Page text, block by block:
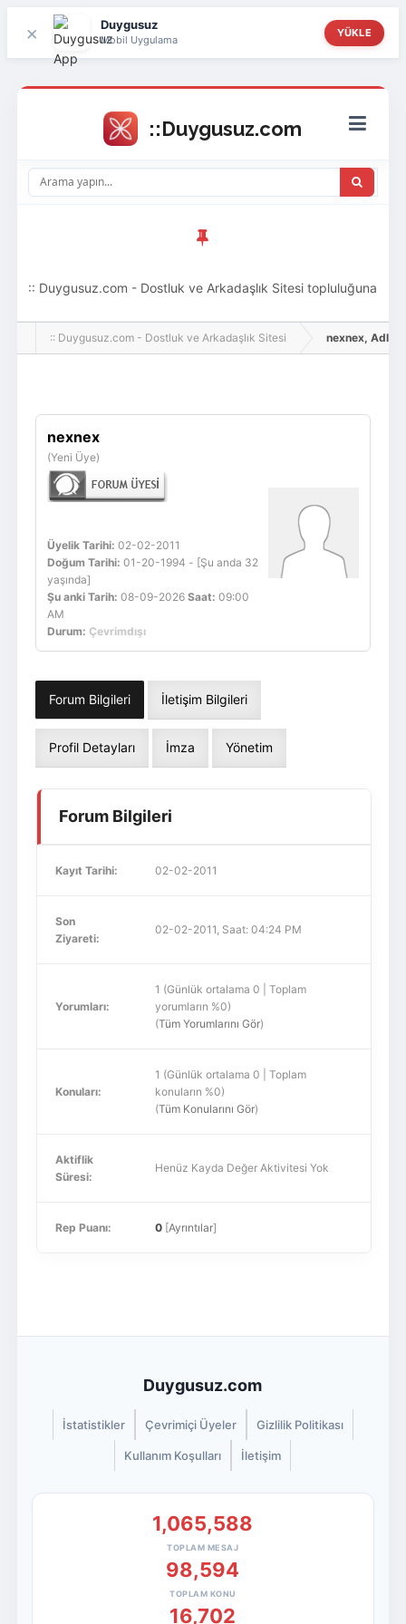
× Duygusuz
Mobil Uygulama
YÜKLE
:: Duygusuz.com - Dostluk ve Arkadaşlık Sitesi topluluğuna
hoş geldin ziyaretçi! Aramıza katılmak istersen kayıt
:: Duygusuz.com - Dostluk ve Arkadaşlık Sitesi nexnex, Adlı
nexnex
(Yeni Üye)
Üyelik Tarihi: 02-02-2011
Doğum Tarihi: 01-20-1994 - [Şu anda 32
yaşında]
Şu anki Tarih: 08-09-2026 Saat: 09:00
AM
Durum: Çevrimdışı
Forum Bilgileri İletişim Bilgileri
Profil Detayları İmza Yönetim
Forum Bilgileri
Kayıt Tarihi: 02-02-2011
Son
Ziyareti:
02-02-2011, Saat: 04:24 PM
Yorumları:
1 (Günlük ortalama 0 | Toplam
yorumların %0)
(Tüm Yorumlarını Gör)
Konuları:
1 (Günlük ortalama 0 | Toplam
konuların %0)
(Tüm Konularını Gör)
Aktiflik
Süresi:
Henüz Kayda Değer Aktivitesi Yok
Rep Puanı: 0[Ayrıntılar]
Duygusuz.com
İstatistikler Çevrimiçi Üyeler Gizlilik Politikası
Kullanım Koşulları İletişim
1,065,588
TOPLAM MESAJ
98,594
TOPLAM KONU
16,702